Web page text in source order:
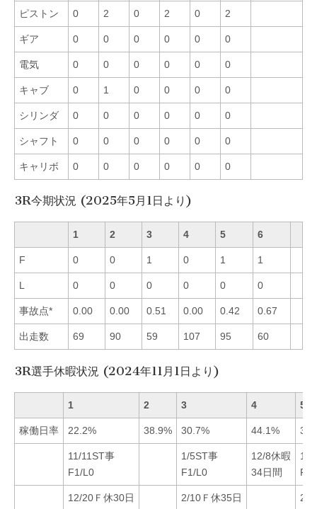
ピストン 0 2 0 2 0 2
ギア 0 0 0 0 0 0
電気 0 0 0 0 0 0
キャブ 0 1 0 0 0 0
シリンダ 0 0 0 0 0 0
シャフト 0 0 0 0 0 0
キャリボ 0 0 0 0 0 0
3R今期状況 (2025年5月1日より)
1 2 3 4 5 6
F 0 0 1 0 1 1
L 0 0 0 0 0 0
事故点* 0.00 0.00 0.51 0.00 0.42 0.67
出走数 69 90 59 107 95 60
3R選手休暇状況 (2024年11月1日より)
1 2 3 4 5
稼働日率 22.2% 38.9% 30.7% 44.1%
11/11ST事
F1/L0
1/5ST事
F1/L0
12/8休暇
34日間
1/
F1/
12/20Ｆ休30日
2/10Ｆ休35日
2/